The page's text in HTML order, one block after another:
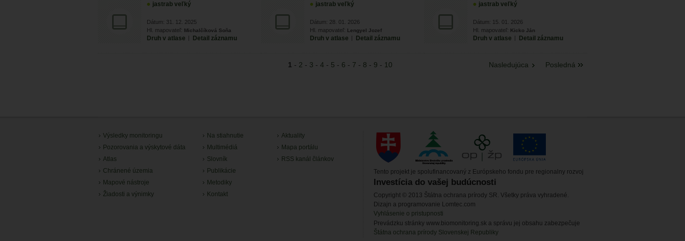
jastrab veľký
Dátum: 31. 12. 2025
Hl. mapovateľ: Michalčíková Soňa
Druh v atlase | Detail záznamu
jastrab veľký
Dátum: 28. 01. 2026
Hl. mapovateľ: Lengyel Jozef
Druh v atlase | Detail záznamu
jastrab veľký
Dátum: 15. 01. 2026
Hl. mapovateľ: Kicko Ján
Druh v atlase | Detail záznamu
1 - 2 - 3 - 4 - 5 - 6 - 7 - 8 - 9 - 10 Posledná
Nasledujúca
Výsledky monitoringu
Pozorovania a výskytové dáta
Atlas
Chránené územia
Mapové nástroje
Žiadosti a výnimky
Na stiahnutie
Multimédiá
Slovník
Publikácie
Metodiky
Kontakt
Aktuality
Mapa portálu
RSS kanál článkov
Tento projekt je spolufinancovaný z Európskeho fondu pre regionalny rozvoj
Investícia do vašej budúcnosti
Copyright © 2013 Štátna ochrana prírody SR. Všetky práva vyhradené.
Dizajn a programovanie Lomtec.com
Vyhlásenie o pristupnosti
Prevádzku stránky www.biomonitoring.sk a správu jej obsahu zabezpečuje
Štátna ochrana prírody Slovenskej Republiky